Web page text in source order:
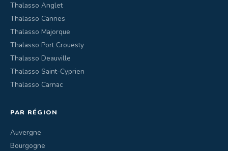
Thalasso Anglet
Thalasso Cannes
Thalasso Majorque
Thalasso Port Crouesty
Thalasso Deauville
Thalasso Saint-Cyprien
Thalasso Carnac
PAR RÉGION
Auvergne
Bourgogne